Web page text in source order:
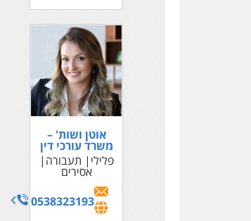
אוטן ושות' –
משרד עורכי דין
פלילי
תעבורה
אסירים
0538323193